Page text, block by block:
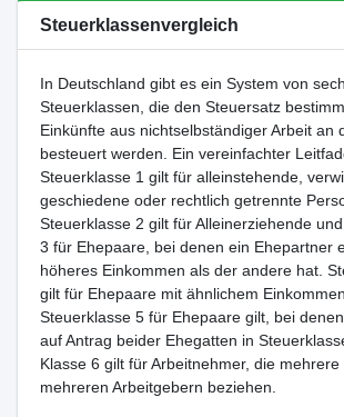
Steuerklassenvergleich
In Deutschland gibt es ein System von
Steuerklassen, die den Steuersatz
Einkünfte aus nichtselbständiger Arbeit an
besteuert werden. Ein vereinfachter
Steuerklasse 1 gilt für alleinstehende,
geschiedene oder rechtlich getrennte
Steuerklasse 2 gilt für Alleinerziehende
3 für Ehepaare, bei denen ein Ehepartner
höheres Einkommen als der andere hat.
gilt für Ehepaare mit ähnlichem
Steuerklasse 5 für Ehepaare gilt, bei
auf Antrag beider Ehegatten in
Klasse 6 gilt für Arbeitnehmer, die mehrere
mehreren Arbeitgebern beziehen.